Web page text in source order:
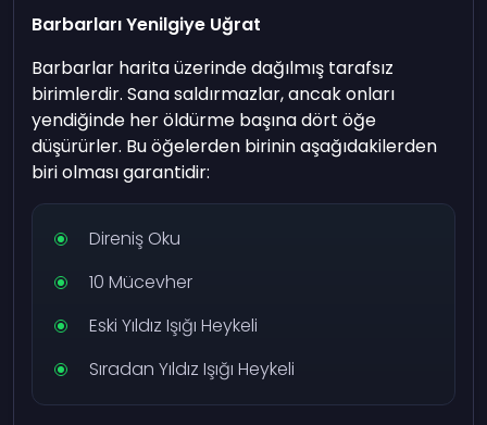
Barbarları Yenilgiye Uğrat
Barbarlar harita üzerinde dağılmış tarafsız
birimlerdir. Sana saldırmazlar, ancak onları
yendiğinde her öldürme başına dört öğe
düşürürler. Bu öğelerden birinin aşağıdakilerden
biri olması garantidir:
Direniş Oku
10 Mücevher
Eski Yıldız Işığı Heykeli
Sıradan Yıldız Işığı Heykeli